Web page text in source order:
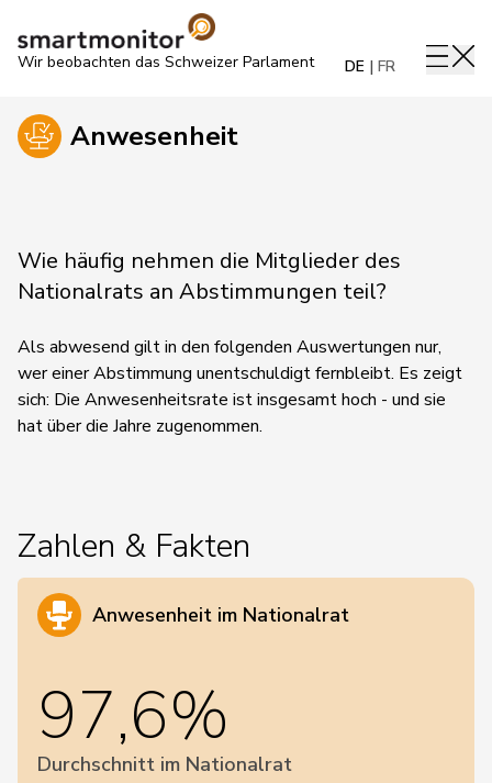
Wir beobachten das Schweizer Parlament DE FR
Anwesenheit
Wie häufig nehmen die Mitglieder des
Nationalrats an Abstimmungen teil?
Als abwesend gilt in den folgenden Auswertungen nur,
wer einer Abstimmung unentschuldigt fernbleibt. Es zeigt
sich: Die Anwesenheitsrate ist insgesamt hoch - und sie
hat über die Jahre zugenommen.
Zahlen & Fakten
Anwesenheit im Nationalrat
97,6%
Durchschnitt im Nationalrat